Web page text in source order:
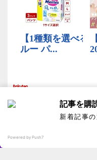
記事を購
新着記事
Powered by Push7